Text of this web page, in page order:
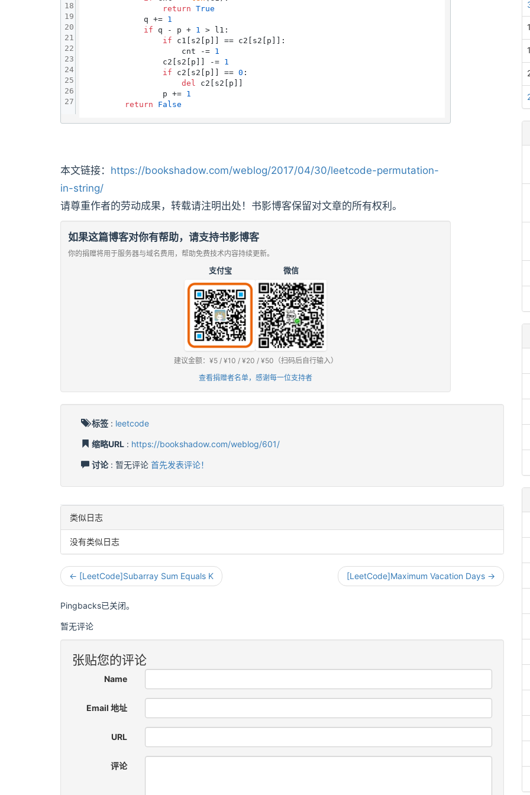
return True
            q +=
1
if q - p + 1
> l1:
if c1[s2[p]] == c2[s2[p]]:
                    cnt -=
1
                c2[s2[p]] -=
1
if c2[s2[p]] == 0 :
del
c2[s2[p]]
                p +=
1
return
False
18
19
20
21
22
23
24
25
26
27
本文链接： https://bookshadow.com/weblog/2017/04/30/leetcode-permutation-
in-string/
请尊重作者的劳动成果，转载请注明出处！书影博客保留对文章的所有权利。
如果这篇博客对你有帮助，请支持书影博客
你的捐赠将用于服务器与域名费用，帮助免费技术内容持续更新。
支付宝 微信
建议金额：¥5 / ¥10 / ¥20 / ¥50（扫码后自行输入）
查看捐赠者名单，感谢每一位支持者
标签 : leetcode
缩略URL : https://bookshadow.com/weblog/601/
讨论: 暂无评论 首先发表评论！
类似日志
没有类似日志
[LeetCode]Maximum Vacation Days →
← [LeetCode]Subarray Sum Equals K
Pingbacks已关闭。
暂无评论
张贴您的评论
Name
Email 地址
URL
评论